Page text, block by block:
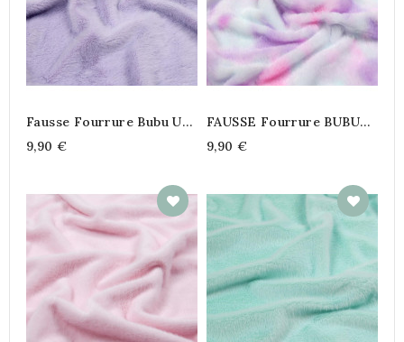
Fausse Fourrure Bubu Uni
Violet
9,90 €
FAUSSE Fourrure BUBU
Funny Violet
9,90 €